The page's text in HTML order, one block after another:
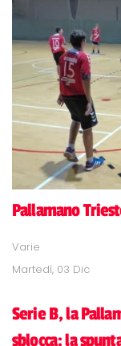
Pallamano
Varie
Martedì, 03 Dic
Serie B, la
sblocca: la